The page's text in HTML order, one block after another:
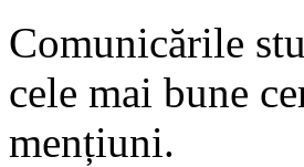
Comunicările
cele mai bune
mențiuni.